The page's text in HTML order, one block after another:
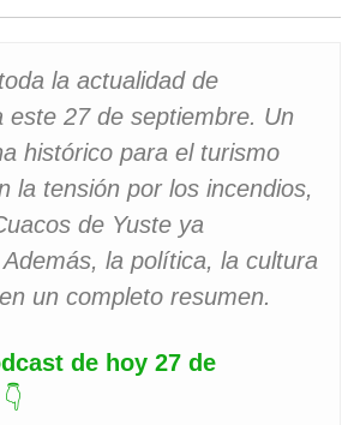
la actualidad de
este 27 de septiembre. Un
histórico para el turismo
la tensión por los incendios,
de Yuste ya
la política, la cultura
un completo resumen.
de hoy 27 de
👇